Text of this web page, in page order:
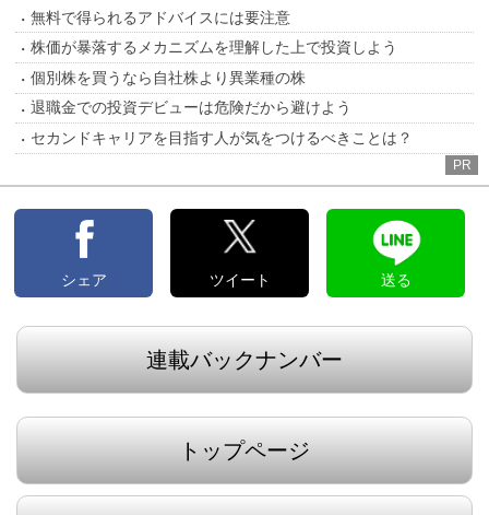
無料で得られるアドバイスには要注意
株価が暴落するメカニズムを理解した上で投資しよう
個別株を買うなら自社株より異業種の株
退職金での投資デビューは危険だから避けよう
セカンドキャリアを目指す人が気をつけるべきことは？
PR
シェア ツイート 送る
連載バックナンバー
トップページ